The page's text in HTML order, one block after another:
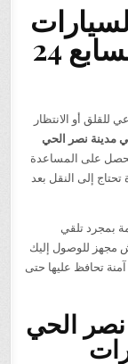
في مدينة نصر الحي السابع 24
للقلق أو الانتظار
مدينة نصر الحي
24 ساعة، حتى تحصل على المساعدة
إلى النقل بعد
بمجرد تلقي
مجهز للوصول إليك
تحافظ عليها حتى
الحي